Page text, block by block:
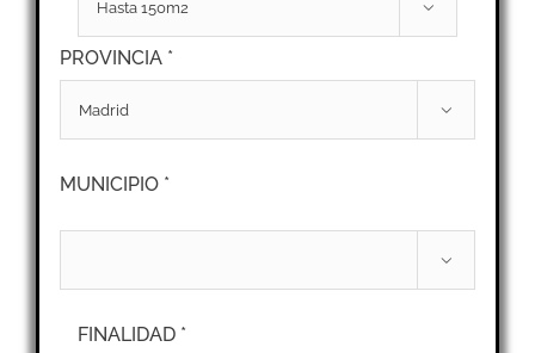

PROVINCIA *

MUNICIPIO *

FINALIDAD *